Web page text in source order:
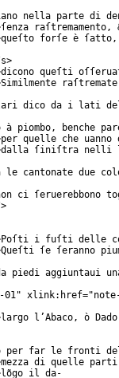
nella parte di
raſtremamento,
forſe è
s>
queſti
dico da i lati
benche
quelle che
ſiniſtra
cantonate due
ci ſeruerebbono
i fuſti delle
ſe ſeranno
piedi aggiuntaui
01" xlink:href="
l’Abaco, ò
per far le fronti
di quelle
il da-